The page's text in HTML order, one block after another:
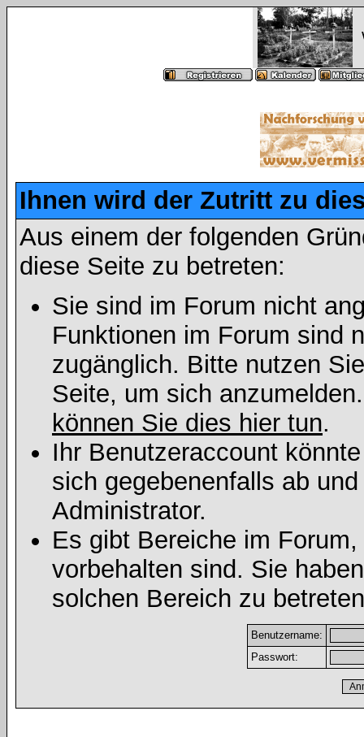
Ihnen wird der Zutritt zu
Aus einem der folgenden
diese Seite zu betreten:
Sie sind im Forum nicht
Funktionen im Forum sind
zugänglich. Bitte nutzen
Seite, um sich
können Sie dies hier tun.
Ihr Benutzeraccount
sich gegebenenfalls ab
Administrator.
Es gibt Bereiche im
vorbehalten sind. Sie
solchen Bereich zu
Benutzername:
Passwort: